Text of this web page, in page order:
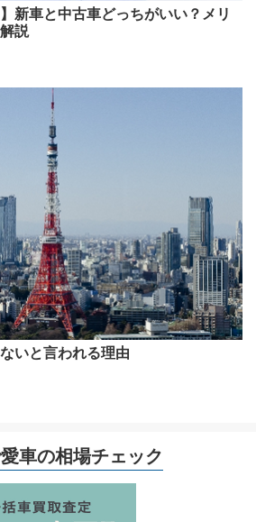
新車と中古車どっちがいい？メリ
説
いと言われる理由
車の相場チェック